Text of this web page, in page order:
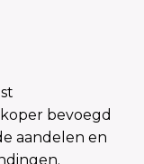
bevoegd
aandelen en